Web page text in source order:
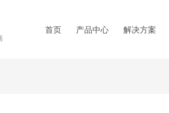
首页 产品中心 解决方案